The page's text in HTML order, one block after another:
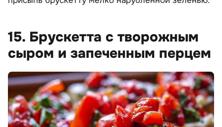
15. Брускетта с творожным
сыром и запеченным перцем